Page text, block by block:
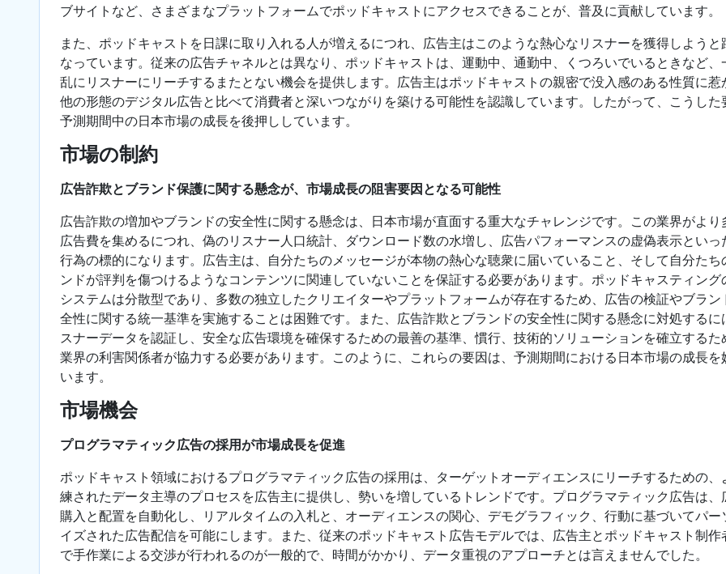
ブサイトなど、さまざまなプラットフォームでポッドキャストにアクセスできることが、普及に貢献しています。
また、ポッドキャストを日課に取り入れる人が増えるにつれ、広告主はこのような熱心なリスナーを獲得しようと
なっています。従来の広告チャネルとは異なり、ポッドキャストは、運動中、通勤中、くつろいでいるときなど、
乱にリスナーにリーチするまたとない機会を提供します。広告主はポッドキャストの親密で没入感のある性質に惹
他の形態のデジタル広告と比べて消費者と深いつながりを築ける可能性を認識しています。したがって、こうした
予測期間中の日本市場の成長を後押ししています。
市場の制約
広告詐欺とブランド保護に関する懸念が、市場成長の阻害要因となる可能性
広告詐欺の増加やブランドの安全性に関する懸念は、日本市場が直面する重大なチャレンジです。この業界がより
広告費を集めるにつれ、偽のリスナー人口統計、ダウンロード数の水増し、広告パフォーマンスの虚偽表示といっ
行為の標的になります。広告主は、自分たちのメッセージが本物の熱心な聴衆に届いていること、そして自分たち
ンドが評判を傷つけるようなコンテンツに関連していないことを保証する必要があります。ポッドキャスティング
システムは分散型であり、多数の独立したクリエイターやプラットフォームが存在するため、広告の検証やブラン
全性に関する統一基準を実施することは困難です。また、広告詐欺とブランドの安全性に関する懸念に対処するに
スナーデータを認証し、安全な広告環境を確保するための最善の基準、慣行、技術的ソリューションを確立するた
業界の利害関係者が協力する必要があります。このように、これらの要因は、予測期間における日本市場の成長を
います。
市場機会
プログラマティック広告の採用が市場成長を促進
ポッドキャスト領域におけるプログラマティック広告の採用は、ターゲットオーディエンスにリーチするための、
練されたデータ主導のプロセスを広告主に提供し、勢いを増しているトレンドです。プログラマティック広告は、
購入と配置を自動化し、リアルタイムの入札と、オーディエンスの関心、デモグラフィック、行動に基づいてパー
イズされた広告配信を可能にします。また、従来のポッドキャスト広告モデルでは、広告主とポッドキャスト制作
で手作業による交渉が行われるのが一般的で、時間がかかり、データ重視のアプローチとは言えませんでした。